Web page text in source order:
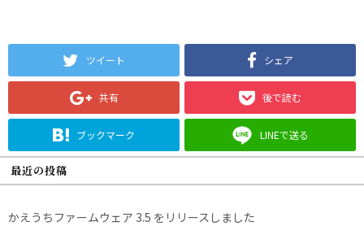
ツイート シェア
共有 後で読む
ブックマーク LINEで送る
最近の投稿
かえうちファームウェア 3.5 をリリースしました